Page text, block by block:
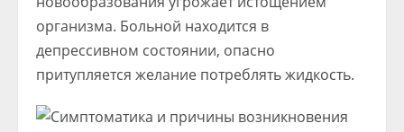
организма. Больной находится в
депрессивном состоянии, опасно
притупляется желание потреблять жидкость.